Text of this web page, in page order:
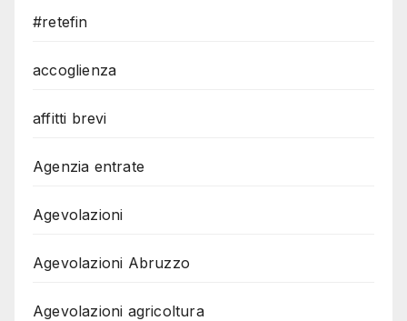
#retefin
accoglienza
affitti brevi
Agenzia entrate
Agevolazioni
Agevolazioni Abruzzo
Agevolazioni agricoltura